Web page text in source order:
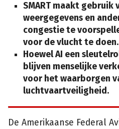
SMART maakt gebruik
weergegevens en
congestie te
voor de vlucht te doen.
Hoewel AI een
blijven menselijke
voor het waarborgen
luchtvaartveiligheid.
De Amerikaanse Federal